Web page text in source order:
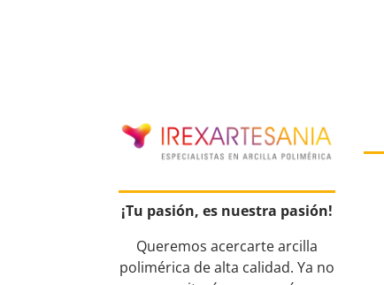
¡Tu pasión, es nuestra pasión!
Queremos acercarte arcilla
polimérica de alta calidad. Ya no